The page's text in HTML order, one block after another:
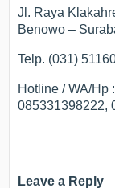
Jl. Raya
Benowo –
Telp. (031)
Hotline / WA/Hp
085331398222,
Leave a Reply